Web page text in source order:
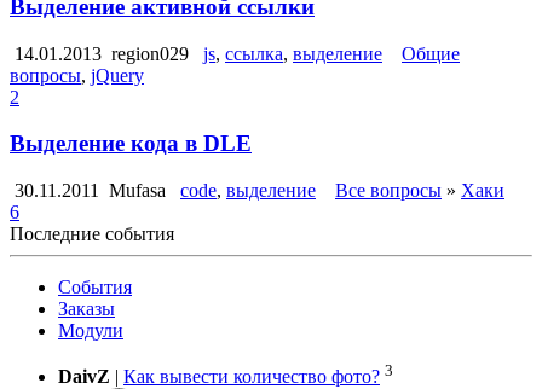
Выделение активной ссылки
14.01.2013 region029 js, ссылка, выделение
Общие
вопросы, jQuery
2
Выделение кода в DLE
30.11.2011 Mufasa code, выделение Все вопросы » Хаки
6
Последние события
События
Заказы
Модули
DaivZ | Как вывести количество фото? 3